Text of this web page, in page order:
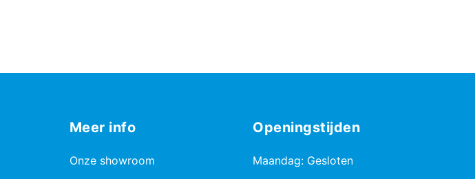
Meer info
Onze showroom
Openingstijden
Maandag: Gesloten